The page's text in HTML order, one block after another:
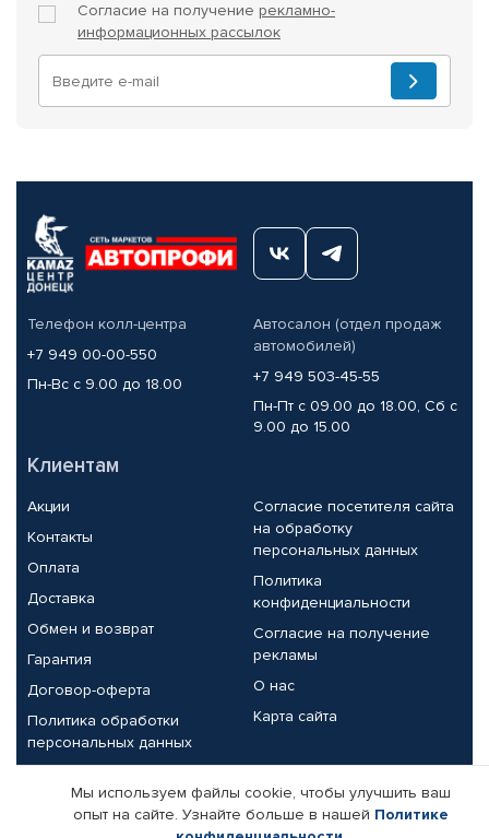
Согласие на получение рекламно-
информационных рассылок
Телефон колл-центра
+7 949 00-00-550
Пн-Вс с 9.00 до 18.00
Автосалон (отдел продаж
автомобилей)
+7 949 503-45-55
Пн-Пт с 09.00 до 18.00, Сб с
9.00 до 15.00
Клиентам
Акции
Контакты
Оплата
Доставка
Обмен и возврат
Гарантия
Договор-оферта
Политика обработки
персональных данных
Согласие посетителя сайта
на обработку
персональных данных
Политика
конфиденциальности
Согласие на получение
рекламы
О нас
Карта сайта
Партнерам
Корпоративным клиентам Реквизиты компании
Мы используем файлы cookie, чтобы улучшить ваш
опыт на сайте. Узнайте больше в нашей Политике